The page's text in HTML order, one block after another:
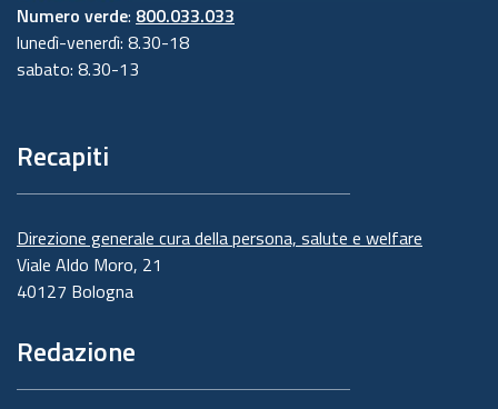
Numero verde: 800.033.033
lunedì-venerdì: 8.30-18
sabato: 8.30-13
Recapiti
Direzione generale cura della persona, salute e welfare
Viale Aldo Moro, 21
40127 Bologna
Redazione